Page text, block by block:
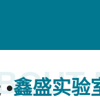
鑫盛实验